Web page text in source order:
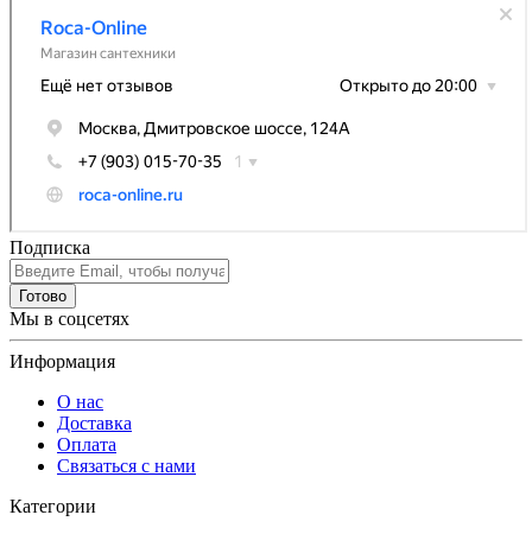
Подписка
Готово
Мы в соцсетях
Информация
О нас
Доставка
Оплата
Связаться с нами
Категории